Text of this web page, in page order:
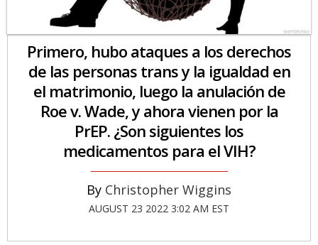
Primero, hubo ataques a los derechos
de las personas trans y la igualdad en
el matrimonio, luego la anulación de
Roe v. Wade, y ahora vienen por la
PrEP. ¿Son siguientes los
medicamentos para el VIH?
Christopher Wiggins
AUGUST 23 2022 3:02 AM EST